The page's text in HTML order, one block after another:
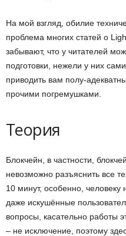
На мой взгляд, обилие
проблема многих статей о
забывают, что у читателей
подготовки, нежели у них
приводить вам полу-
прочими погремушками.
Теория
Блокчейн, в частности,
невозможно разъяснить все
10 минут, особенно, человеку
даже искушённые
вопросы, касательно работы
– не исключение, поэтому